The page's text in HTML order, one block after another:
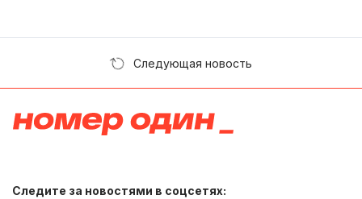
Следующая новость
Следите за новостями в соцсетях: